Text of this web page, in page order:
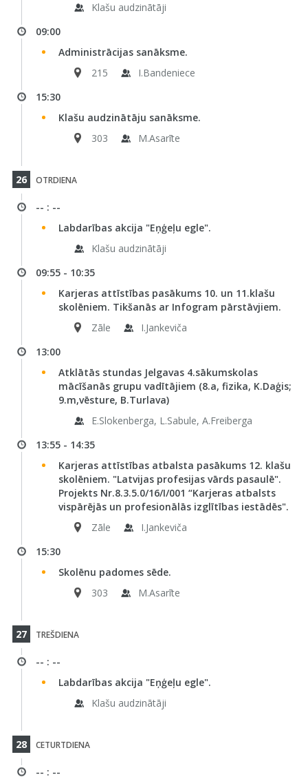
Klašu audzinātāji
09:00
Administrācijas sanāksme.
215
I.Bandeniece
15:30
Klašu audzinātāju sanāksme.
303
M.Asarīte
26 OTRDIENA
-- : --
Labdarības akcija "Eņģeļu egle".
Klašu audzinātāji
09:55 - 10:35
Karjeras attīstības pasākums 10. un 11.klašu
skolēniem. Tikšanās ar Infogram pārstāvjiem.
Zāle
I.Jankeviča
13:00
Atklātās stundas Jelgavas 4.sākumskolas
mācīšanās grupu vadītājiem (8.a, fizika, K.Daģis;
9.m,vēsture, B.Turlava)
E.Slokenberga, L.Sabule, A.Freiberga
13:55 - 14:35
Karjeras attīstības atbalsta pasākums 12. klašu
skolēniem. "Latvijas profesijas vārds pasaulē".
Projekts Nr.8.3.5.0/16/I/001 “Karjeras atbalsts
vispārējās un profesionālās izglītības iestādēs".
Zāle
I.Jankeviča
15:30
Skolēnu padomes sēde.
303
M.Asarīte
27 TREŠDIENA
-- : --
Labdarības akcija "Eņģeļu egle".
Klašu audzinātāji
28 CETURTDIENA
-- : --